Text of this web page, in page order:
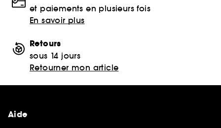
et paiements en plusieurs fois
En savoir plus
Retours
sous 14 jours
Retourner mon article
Aide